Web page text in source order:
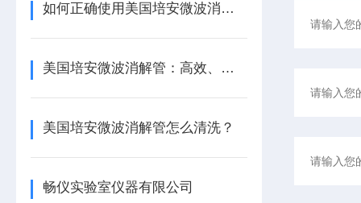
如何正确使用美国培安微波消解管进行样品消解？
美国培安微波消解管：高效、安全且环保的样品前处理解决方案
美国培安微波消解管怎么清洗？
畅仪实验室仪器有限公司